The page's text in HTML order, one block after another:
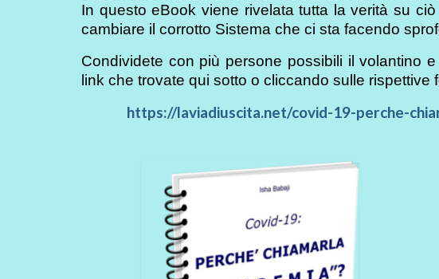
In questo eBook viene rivelata tutta la verità su
cambiare il corrotto Sistema che ci sta facendo
Condividete con più persone possibili il volantino
link che trovate qui sotto o cliccando sulle rispettive
https://laviadiuscita.net/covid-19-perche-